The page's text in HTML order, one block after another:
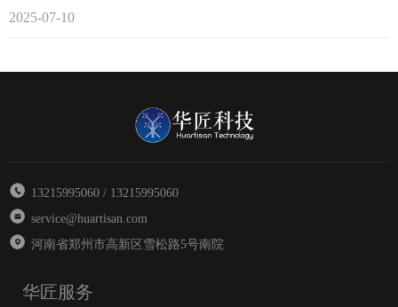
2025-07-10
13215995060 / 13215995060
service@huartisan.com
河南省郑州市高新区雪松路5号南院
华匠服务